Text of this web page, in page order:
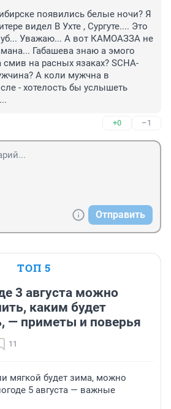
появились белые ночи? Я
видел В Ухте , Сургуте.... Это
Уважаю... А вот КАМОАЗЗА не
Габашева знаю а эмого
смив на расных язаках? SCHA-
А коли мужчна в
- хотелость бы услышеть
+0 –1
Отправить
ТОП 5
3 августа можно
каким будет
— приметы и поверья
11
мягкой будет зима, можно
5 августа — важные